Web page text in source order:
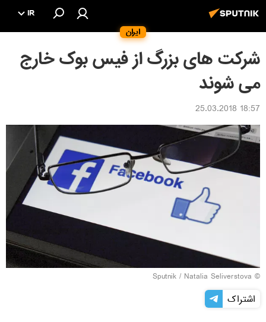
ایران
IR
شرکت های بزرگ از فیس بوک خارج
می شوند
18:57 25.03.2018
© Sputnik / Natalia Seliverstova
اشتراک